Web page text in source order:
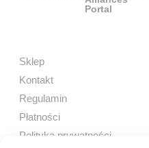
Sklep
Kontakt
Regulamin
Płatności
Polityka prywatności